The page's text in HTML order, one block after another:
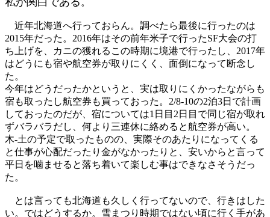
。
近年北海道へ行っておらん。調べたら最後に行ったのは
2015年だった。2016年はその前年米子で行ったSF大会の打
ち上げを、カニの獲れるこの時期に境港で行ったし、2017年
はどうにも宿や航空券が取りにくく、面倒になって断念し
た。
今年はどうだったかというと、実は取りにくかったながらも
宿も取ったし航空券も買っておった。2/8-10の2泊3日で計画
しておったのだが、宿については1日目2日目で同じ宿が取れ
ずバラバラだし、何より三連休に絡めると航空券が高い。
木-土の予定で取ったものの、実際そのあたりになってくる
と仕事が心配だったり金がなかったりと、安いからと言って
平日を噛ませると落ち着いて楽しむ事はできなさそうだっ
た。
とは言っても北海道も久しく行ってないので、行きはした
い。ではどうするか。雪まつり時期ではない頃に行く手があ